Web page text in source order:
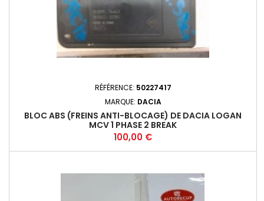
RÉFÉRENCE: 50227417
MARQUE: DACIA
BLOC ABS (FREINS ANTI-BLOCAGE) DE DACIA LOGAN
MCV 1 PHASE 2 BREAK
Prix
100,00 €